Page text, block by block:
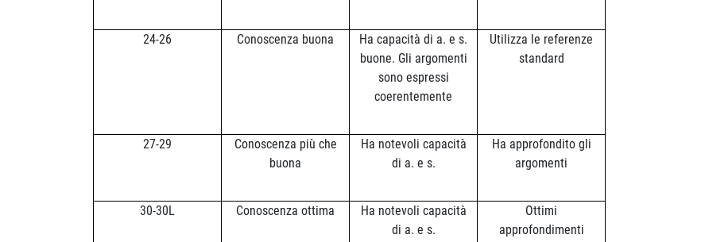
24-26 Conoscenza buona
Ha capacità di a. e s.
buone. Gli argomenti
sono espressi
coerentemente
Utilizza le referenze
standard
27-29
Conoscenza più che
buona
Ha notevoli capacità
di a. e s.
Ha approfondito gli
argomenti
30-30L Conoscenza ottima
Ha notevoli capacità
di a. e s.
Ottimi
approfondimenti